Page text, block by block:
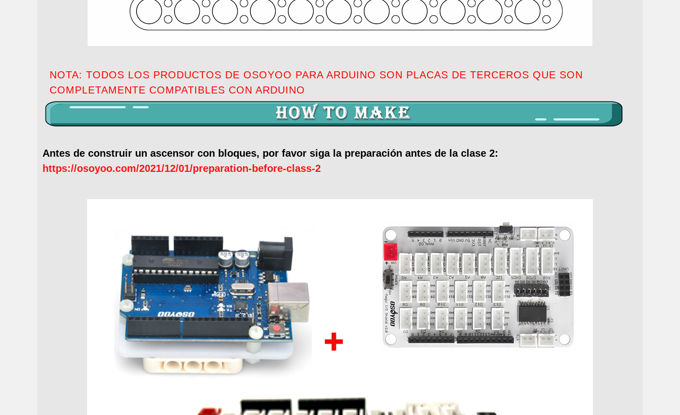
NOTA: TODOS LOS PRODUCTOS DE OSOYOO PARA ARDUINO SON PLACAS DE TERCEROS QUE SON
COMPLETAMENTE COMPATIBLES CON ARDUINO
Antes de construir un ascensor con bloques, por favor siga la preparación antes de la clase 2:
https://osoyoo.com/2021/12/01/preparation-before-class-2